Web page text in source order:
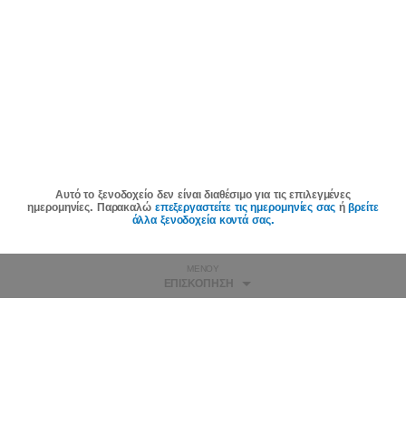
Αυτό το ξενοδοχείο δεν είναι διαθέσιμο για τις επιλεγμένες
ημερομηνίες. Παρακαλώ επεξεργαστείτε τις ημερομηνίες σαςήβρείτε
άλλα ξενοδοχεία κοντά σας.
ΜΕΝΟΎ
ΕΠΙΣΚΌΠΗΣΗ